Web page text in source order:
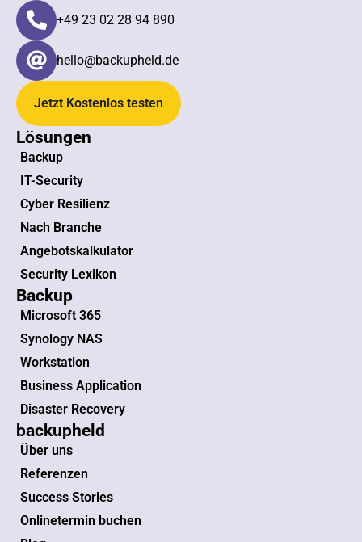
+49 23 02 28 94 890​
hello@backupheld.de
Jetzt Kostenlos testen
Lösungen
Backup
IT-Security
Cyber Resilienz
Nach Branche
Angebotskalkulator
Security Lexikon
Backup
Microsoft 365
Synology NAS
Workstation
Business Application
Disaster Recovery
backupheld
Über uns
Referenzen
Success Stories
Onlinetermin buchen